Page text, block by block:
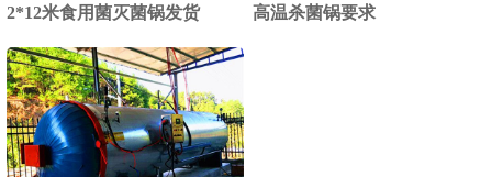
2*12米食用菌灭菌锅发货 高温杀菌锅要求